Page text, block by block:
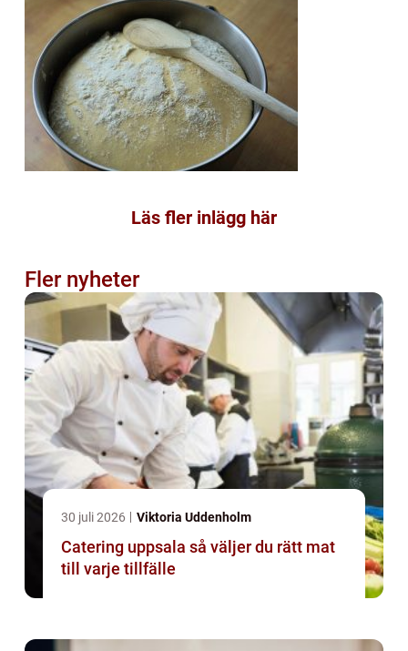
Läs fler inlägg här
Fler nyheter
30 juli 2026 Viktoria Uddenholm
Catering uppsala så väljer du rätt mat
till varje tillfälle